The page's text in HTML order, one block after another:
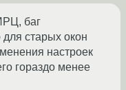
баг
для старых окон
настроек
гораздо менее